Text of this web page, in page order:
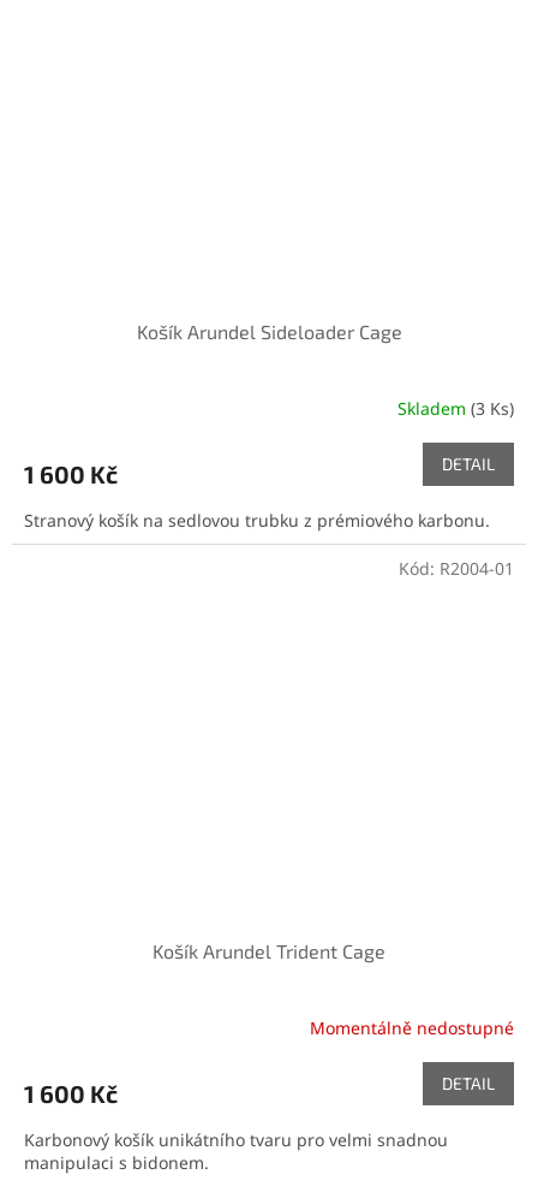
Košík Arundel Sideloader Cage
Skladem (3 Ks)
1 600 Kč DETAIL
Stranový košík na sedlovou trubku z prémiového karbonu.
Košík Arundel Trident Cage
Momentálně nedostupné
1 600 Kč DETAIL
Karbonový košík unikátního tvaru pro velmi snadnou
manipulaci s bidonem.
Kód: R2004-01